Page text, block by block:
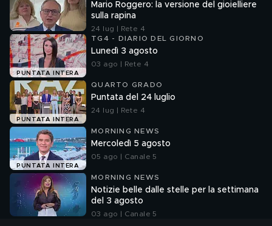
Mario Roggero: la versione del gioielliere
sulla rapina
24 lug | Rete 4
PUNTATA INTERA
TG4 - DIARIO DEL GIORNO
Lunedì 3 agosto
03 ago | Rete 4
PUNTATA INTERA
QUARTO GRADO
Puntata del 24 luglio
24 lug | Rete 4
PUNTATA INTERA
MORNING NEWS
Mercoledì 5 agosto
05 ago | Canale 5
MORNING NEWS
Notizie belle dalle stelle per la settimana
del 3 agosto
03 ago | Canale 5